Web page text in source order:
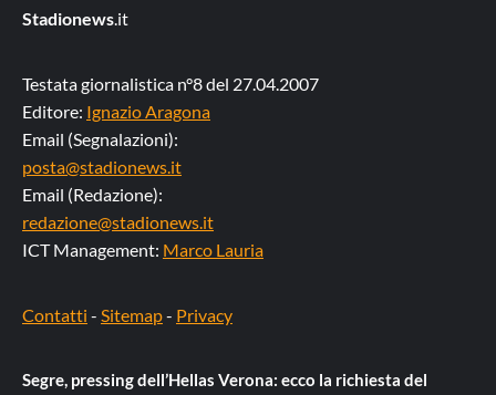
Stadionews.it
Testata giornalistica n°8 del 27.04.2007
Editore: Ignazio Aragona
Email (Segnalazioni):
posta@stadionews.it
Email (Redazione):
redazione@stadionews.it
ICT Management: Marco Lauria
Contatti - Sitemap- Privacy
Segre, pressing dell’Hellas Verona: ecco la richiesta del